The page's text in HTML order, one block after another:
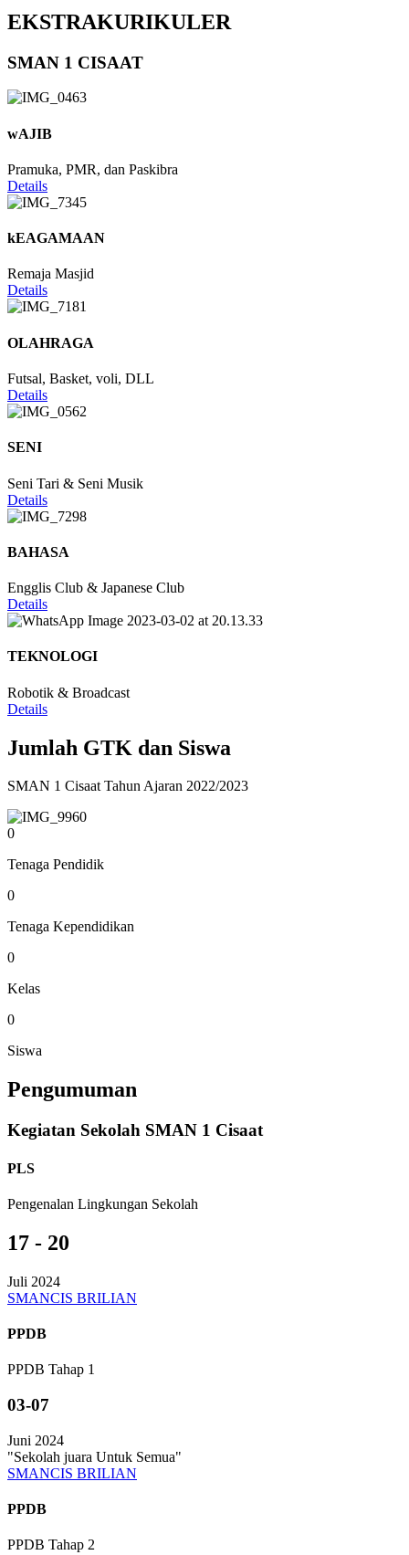
EKSTRAKURIKULER
SMAN 1 CISAAT
wAJIB
Pramuka, PMR, dan Paskibra
Details
kEAGAMAAN
Remaja Masjid
Details
OLAHRAGA
Futsal, Basket, voli, DLL
Details
SENI
Seni Tari & Seni Musik
Details
BAHASA
Engglis Club & Japanese Club
Details
TEKNOLOGI
Robotik & Broadcast
Details
Jumlah GTK dan Siswa
SMAN 1 Cisaat Tahun Ajaran 2022/2023
0
Tenaga Pendidik
0
Tenaga Kependidikan
0
Kelas
0
Siswa
Pengumuman
Kegiatan Sekolah SMAN 1 Cisaat
PLS
Pengenalan Lingkungan Sekolah
17 - 20
Juli 2024
SMANCIS BRILIAN
PPDB
PPDB Tahap 1
03-07
Juni 2024
"Sekolah juara Untuk Semua"
SMANCIS BRILIAN
PPDB
PPDB Tahap 2